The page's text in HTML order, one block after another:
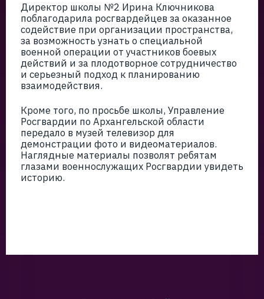
Директор школы №2 Ирина Ключникова
поблагодарила росгвардейцев за оказанное
содействие при организации пространства,
за возможность узнать о специальной
военной операции от участников боевых
действий и за плодотворное сотрудничество
и серьезный подход к планированию
взаимодействия.
Кроме того, по просьбе школы, Управление
Росгвардии по Архангельской области
передало в музей телевизор для
демонстрации фото и видеоматериалов.
Наглядные материалы позволят ребятам
глазами военнослужащих Росгвардии увидеть
историю.